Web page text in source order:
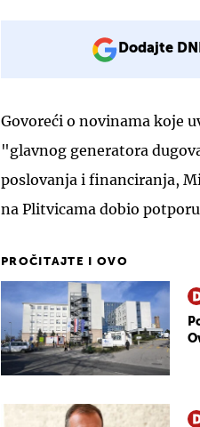
Dodajte
Govoreći o novinama koje
"glavnog generatora
poslovanja i financiranja,
na Plitvicama dobio
PROČITAJTE I OVO